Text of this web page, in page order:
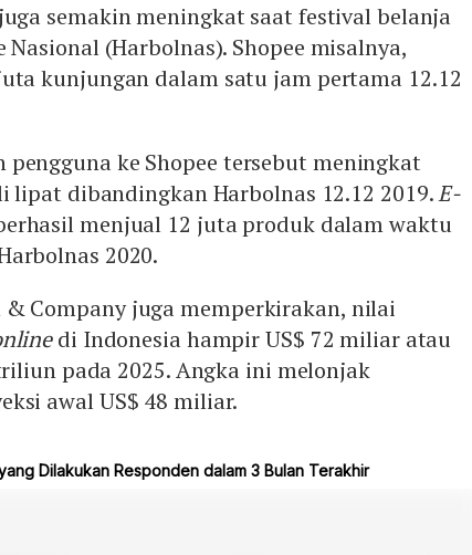
semakin meningkat saat festival belanja
(Harbolnas). Shopee misalnya,
kunjungan dalam satu jam pertama 12.12
ke Shopee tersebut meningkat
lipat dibandingkan Harbolnas 12.12 2019.E-
menjual 12 juta produk dalam waktu
2020.
& Company juga memperkirakan, nilai
di Indonesia hampir US$ 72 miliar atau
pada 2025. Angka ini melonjak
awal US$ 48 miliar.